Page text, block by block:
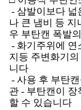
- 삼발이보다 넓
나 큰 냄비 등
우 부탄캔 폭발
- 화기주위에 연
지등 주변화기의
니다
- 사용 후 부탄
관 - 부탄캔이
할 수 있습니다